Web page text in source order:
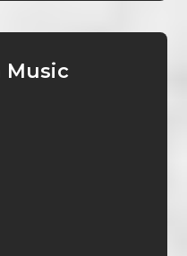
Music